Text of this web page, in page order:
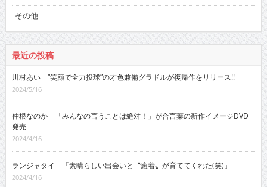
その他
最近の投稿
川村あい “笑顔で全力投球”の才色兼備グラドルが復帰作をリリース!!
2024/5/16
仲根なのか 「みんなの言うことは絶対！」が合言葉の新作イメージDVD
発売
2024/4/16
ランジャタイ 「素晴らしい出会いと〝癒着〟が育ててくれた(笑)」
2024/4/16